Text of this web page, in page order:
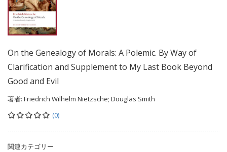
On the Genealogy of Morals: A Polemic. By Way of
Clarification and Supplement to My Last Book Beyond
Good and Evil
著者: Friedrich Wilhelm Nietzsche; Douglas Smith
(0)
関連カテゴリー